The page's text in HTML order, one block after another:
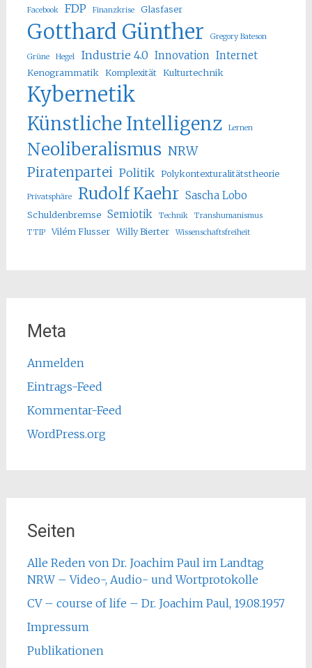
Facebook FDP Finanzkrise Glasfaser
Gotthard Günther Gregory Bateson
Grüne Hegel Industrie 4.0 Innovation Internet
Kenogrammatik Komplexität Kulturtechnik
Kybernetik
Künstliche Intelligenz Lernen
Neoliberalismus NRW
Piratenpartei Politik Polykontexturalitätstheorie
Privatsphäre Rudolf Kaehr Sascha Lobo
Schuldenbremse Semiotik Technik
Transhumanismus
TTIP
Vilém Flusser Willy Bierter Wissenschaftsfreiheit
Meta
Anmelden
Eintrags-Feed
Kommentar-Feed
WordPress.org
Seiten
Alle Reden von Dr. Joachim Paul im Landtag
NRW – Video-, Audio- und Wortprotokolle
CV – course of life – Dr. Joachim Paul, 19.08.1957
Impressum
Publikationen